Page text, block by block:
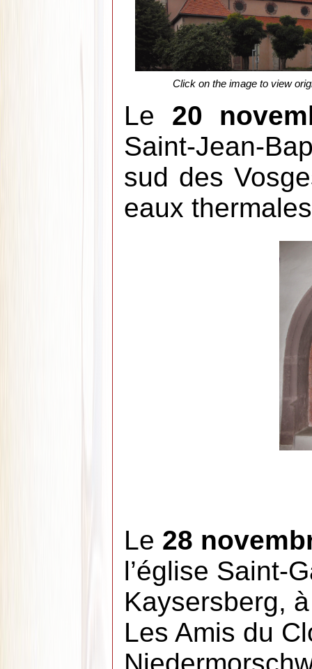
Click on the image to view
Le 20
Saint-Jean-
sud des
eaux
Le 28
l’église Saint-
Kaysersberg,
Les Amis du